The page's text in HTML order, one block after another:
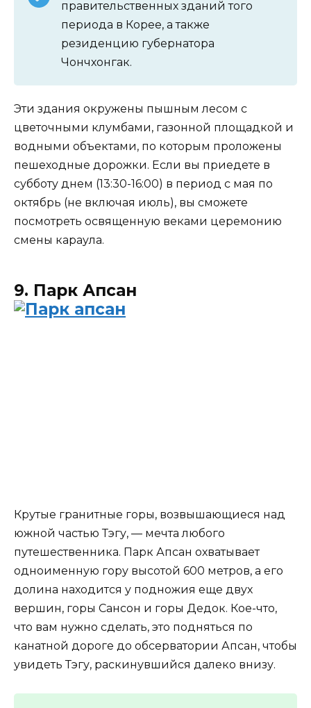
правительственных зданий того
периода в Корее, а также
резиденцию губернатора
Чончхонгак.
Эти здания окружены пышным лесом с
цветочными клумбами, газонной площадкой и
водными объектами, по которым проложены
пешеходные дорожки. Если вы приедете в
субботу днем (13:30-16:00) в период с мая по
октябрь (не включая июль), вы сможете
посмотреть освященную веками церемонию
смены караула.
9. Парк Апсан
Крутые гранитные горы, возвышающиеся над
южной частью Тэгу, — мечта любого
путешественника. Парк Апсан охватывает
одноименную гору высотой 600 метров, а его
долина находится у подножия еще двух
вершин, горы Сансон и горы Дедок. Кое-что,
что вам нужно сделать, это подняться по
канатной дороге до обсерватории Апсан, чтобы
увидеть Тэгу, раскинувшийся далеко внизу.